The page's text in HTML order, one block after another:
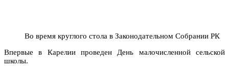
Во время круглого стола в Законодательном Собрании РК
Впервые в Карелии проведен День малочисленной сельской
школы.